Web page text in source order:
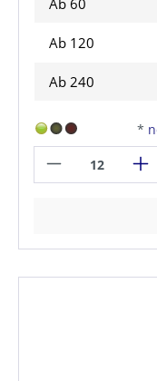
Ab 120
Ab 240
*